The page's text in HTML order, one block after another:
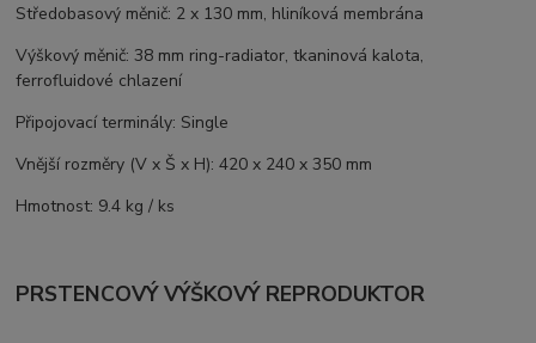
Středobasový měnič: 2 x 130 mm, hliníková membrána
Výškový měnič: 38 mm ring-radiator, tkaninová kalota,
ferrofluidové chlazení
Připojovací terminály: Single
Vnější rozměry (V x Š x H): 420 x 240 x 350 mm
Hmotnost: 9.4 kg / ks
PRSTENCOVÝ VÝŠKOVÝ REPRODUKTOR